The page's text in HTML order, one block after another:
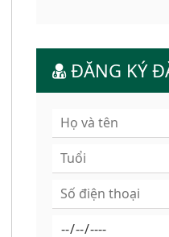
ĐĂNG KÝ